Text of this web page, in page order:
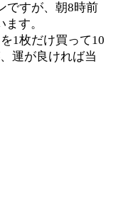
ですが、朝8時前
す。
1枚だけ買って10
運が良ければ当